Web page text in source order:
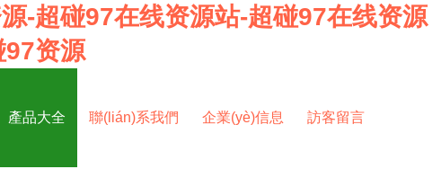
-超碰97在线资源站-超碰97在线资源
97资源
產品大全 聯(lián)系我們 企業(yè)信息 訪客留言